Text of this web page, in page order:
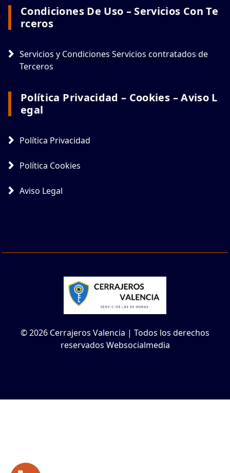
Condiciones De Uso – Servicios Con Te
Rceros
Servicios y Condiciones Servicios contratados de
Terceros
Política Privacidad – Cookies – Aviso L
Egal
Política Privacidad
Política Cookies
Aviso Legal
© 2026 Cerrajeros Valencia | Todos los derechos
reservados Websocialmedia